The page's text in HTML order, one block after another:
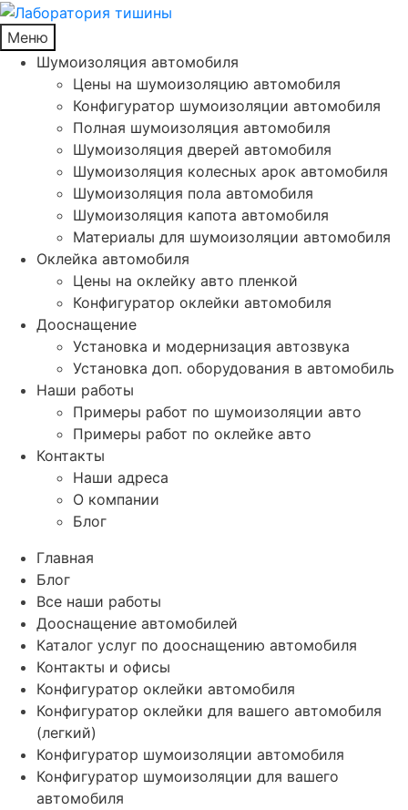
Меню
Шумоизоляция автомобиля
Цены на шумоизоляцию автомобиля
Конфигуратор шумоизоляции автомобиля
Полная шумоизоляция автомобиля
Шумоизоляция дверей автомобиля
Шумоизоляция колесных арок автомобиля
Шумоизоляция пола автомобиля
Шумоизоляция капота автомобиля
Материалы для шумоизоляции автомобиля
Оклейка автомобиля
Цены на оклейку авто пленкой
Конфигуратор оклейки автомобиля
Дооснащение
Установка и модернизация автозвука
Установка доп. оборудования в автомобиль
Наши работы
Примеры работ по шумоизоляции авто
Примеры работ по оклейке авто
Контакты
Наши адреса
О компании
Блог
Главная
Блог
Все наши работы
Дооснащение автомобилей
Каталог услуг по дооснащению автомобиля
Контакты и офисы
Конфигуратор оклейки автомобиля
Конфигуратор оклейки для вашего автомобиля
(легкий)
Конфигуратор шумоизоляции автомобиля
Конфигуратор шумоизоляции для вашего
автомобиля